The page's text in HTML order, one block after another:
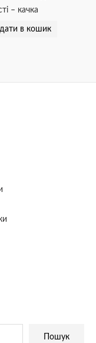
– качка
в кошик
Пошук